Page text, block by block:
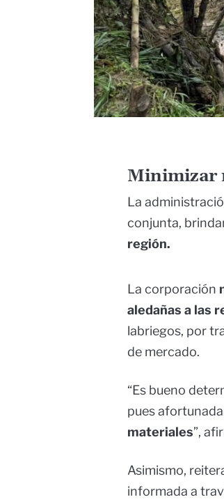
Minimizar
La
conjunta,
región.
La corporación
aledañas a las
labriegos, por
de mercado.
“Es bueno
pues
materiales”,
Asimismo,
informada a